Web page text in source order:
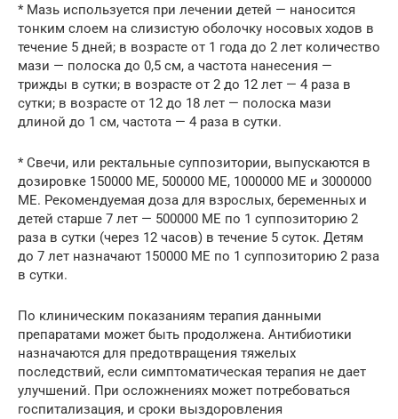
* Мазь используется при лечении детей — наносится
тонким слоем на слизистую оболочку носовых ходов в
течение 5 дней; в возрасте от 1 года до 2 лет количество
мази — полоска до 0,5 см, а частота нанесения —
трижды в сутки; в возрасте от 2 до 12 лет — 4 раза в
сутки; в возрасте от 12 до 18 лет — полоска мази
длиной до 1 см, частота — 4 раза в сутки.
* Свечи, или ректальные суппозитории, выпускаются в
дозировке 150000 МЕ, 500000 МЕ, 1000000 МЕ и 3000000
МЕ. Рекомендуемая доза для взрослых, беременных и
детей старше 7 лет — 500000 ME по 1 суппозиторию 2
раза в сутки (через 12 часов) в течение 5 суток. Детям
до 7 лет назначают 150000 ME по 1 суппозиторию 2 раза
в сутки.
По клиническим показаниям терапия данными
препаратами может быть продолжена. Антибиотики
назначаются для предотвращения тяжелых
последствий, если симптоматическая терапия не дает
улучшений. При осложнениях может потребоваться
госпитализация, и сроки выздоровления